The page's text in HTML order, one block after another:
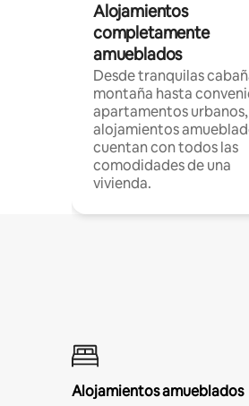
Alojamientos
completamente
amueblados
Desde tranquilas
montaña hasta
apartamentos
alojamientos
cuentan con todos las
comodidades de una
vivienda.
Alojamientos amueblados